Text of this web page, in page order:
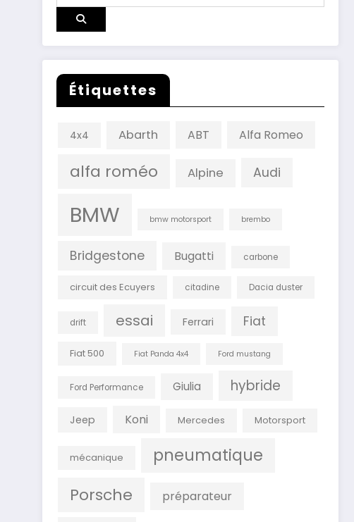
Étiquettes
4x4 Abarth ABT Alfa Romeo
alfa roméo Alpine Audi
BMW bmw motorsport brembo
Bridgestone Bugatti carbone
circuit des Ecuyers citadine Dacia duster
drift essai Ferrari Fiat
Fiat 500 Fiat Panda 4x4 Ford mustang
Ford Performance Giulia hybride
Jeep Koni Mercedes Motorsport
mécanique pneumatique
Porsche préparateur